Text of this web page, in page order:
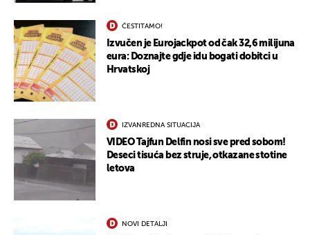
ČESTITAMO!
Izvučen je Eurojackpot od čak 32,6 milijuna
eura: Doznajte gdje idu bogati dobitci u
Hrvatskoj
IZVANREDNA SITUACIJA
VIDEO Tajfun Delfin nosi sve pred sobom!
Deseci tisuća bez struje, otkazane stotine
letova
NOVI DETALJI